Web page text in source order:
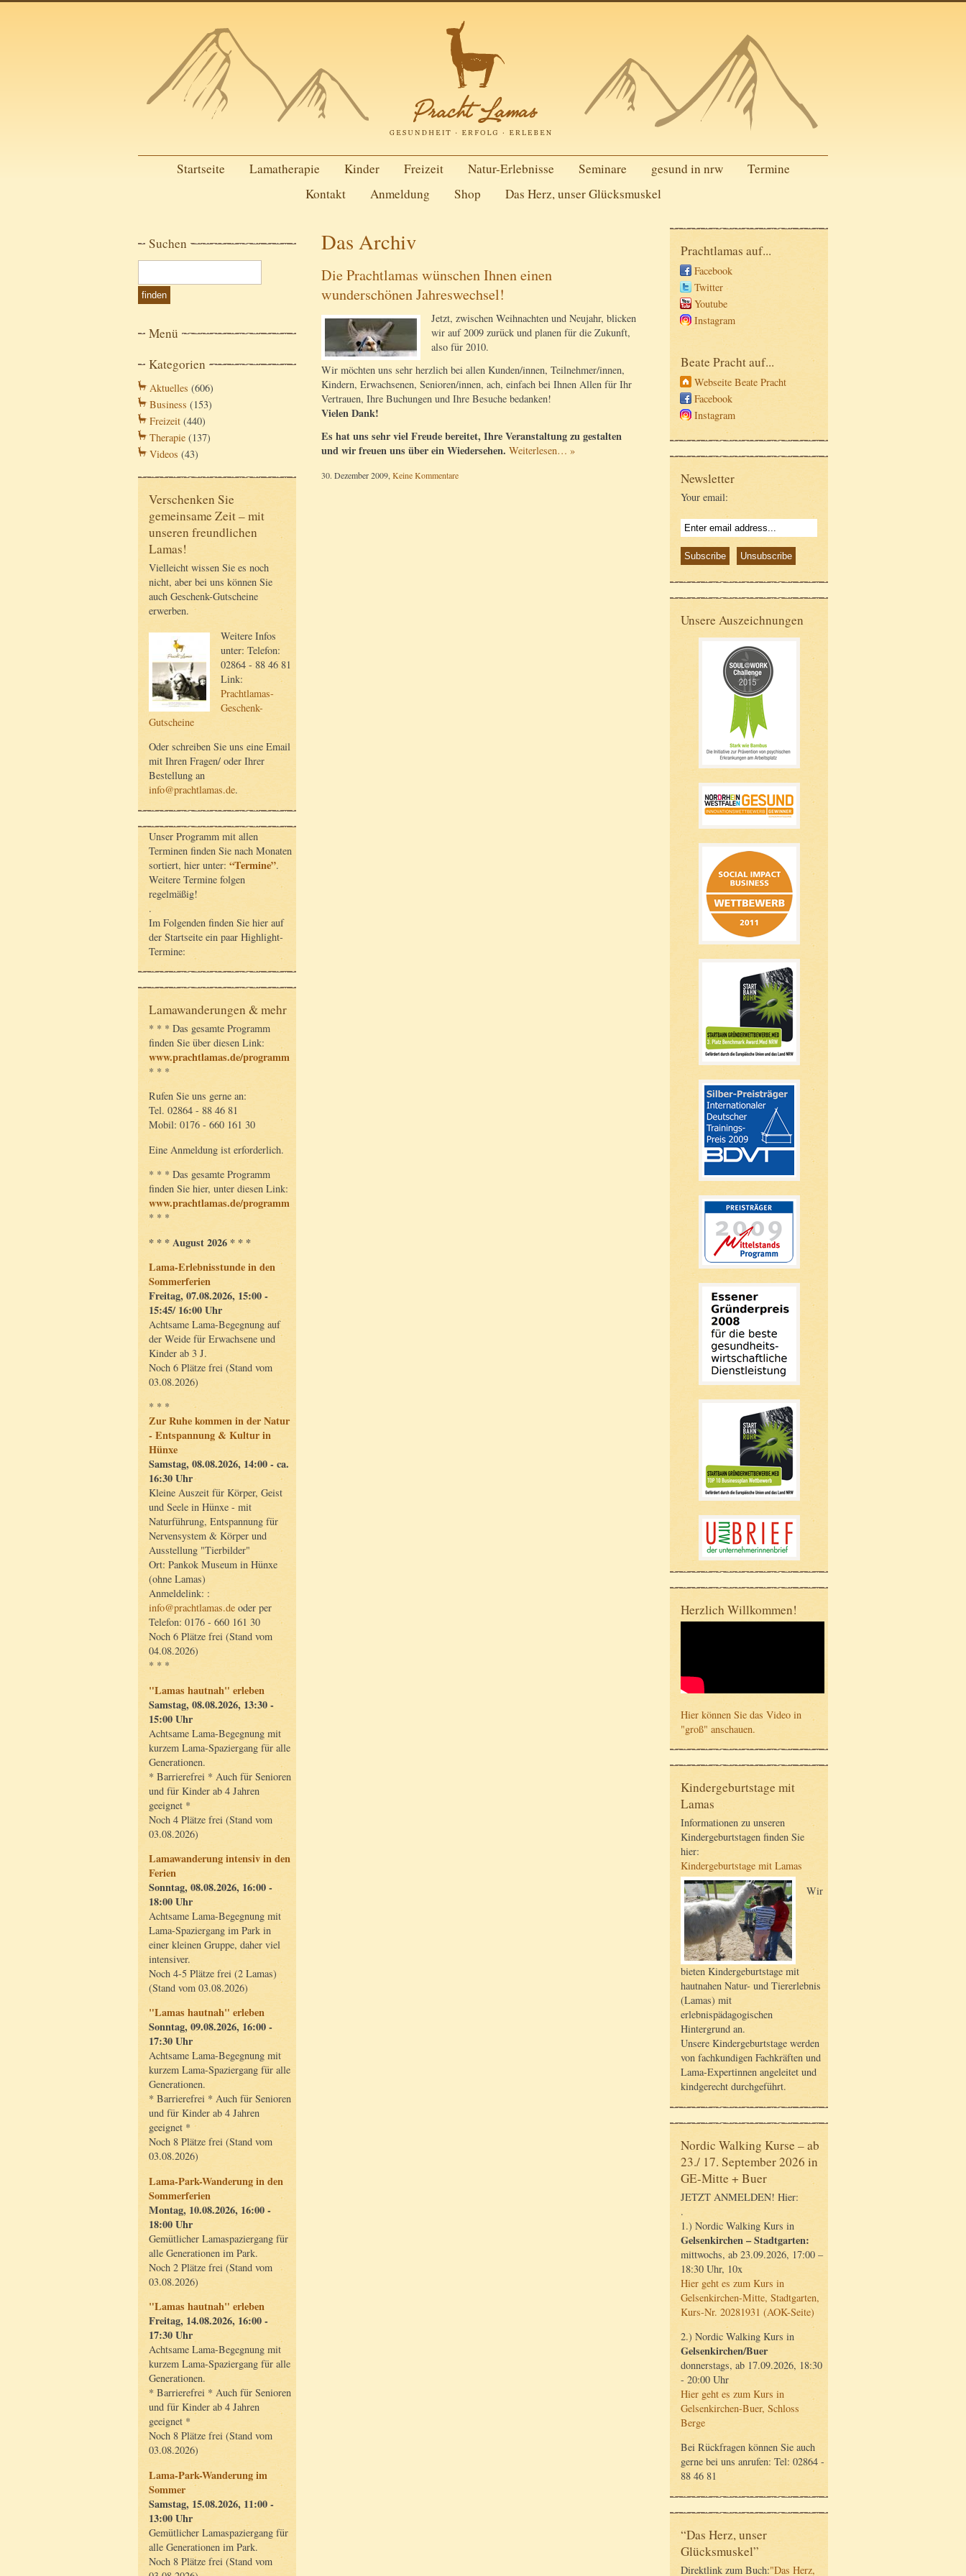
Startseite Lamatherapie Kinder Freizeit Natur-Erlebnisse Seminare gesund in nrw
Termine
Kontakt
Anmeldung Shop Das Herz, unser Glücksmuskel
Suchen
Menü
Kategorien
Aktuelles (606)
Business (153)
Freizeit (440)
Therapie (137)
Videos (43)
Verschenken Sie
gemeinsame Zeit – mit
unseren freundlichen
Lamas!
Vielleicht wissen Sie es noch
nicht, aber bei uns können Sie
auch Geschenk-Gutscheine
erwerben.
Weitere Infos
unter: Telefon:
02864 - 88 46 81
Link:
Prachtlamas-
Geschenk-
Gutscheine
Oder schreiben Sie uns eine Email
mit Ihren Fragen/ oder Ihrer
Bestellung an
info@prachtlamas.de.
Unser Programm mit allen
Terminen finden Sie nach Monaten
sortiert, hier unter: “Termine”.
Weitere Termine folgen
regelmäßig!
.
Im Folgenden finden Sie hier auf
der Startseite ein paar Highlight-
Termine:
Lamawanderungen & mehr
* * * Das gesamte Programm
finden Sie über diesen Link:
www.prachtlamas.de/programm
* * *
Rufen Sie uns gerne an:
Tel. 02864 - 88 46 81
Mobil: 0176 - 660 161 30
Eine Anmeldung ist erforderlich.
* * * Das gesamte Programm
finden Sie hier, unter diesen Link:
www.prachtlamas.de/programm
* * *
* * * August 2026 * * *
Lama-Erlebnisstunde in den
Sommerferien
Freitag, 07.08.2026, 15:00 -
15:45/ 16:00 Uhr
Achtsame Lama-Begegnung auf
der Weide für Erwachsene und
Kinder ab 3 J.
Noch 6 Plätze frei (Stand vom
03.08.2026)
* * *
Zur Ruhe kommen in der Natur
- Entspannung & Kultur in
Hünxe
Samstag, 08.08.2026, 14:00 - ca.
16:30 Uhr
Kleine Auszeit für Körper, Geist
und Seele in Hünxe - mit
Naturführung, Entspannung für
Nervensystem & Körper und
Ausstellung "Tierbilder"
Ort: Pankok Museum in Hünxe
(ohne Lamas)
Anmeldelink: :
info@prachtlamas.de oder per
Telefon: 0176 - 660 161 30
Noch 6 Plätze frei (Stand vom
04.08.2026)
* * *
"Lamas hautnah" erleben
Samstag, 08.08.2026, 13:30 -
15:00 Uhr
Achtsame Lama-Begegnung mit
kurzem Lama-Spaziergang für alle
Generationen.
* Barrierefrei * Auch für Senioren
und für Kinder ab 4 Jahren
geeignet *
Noch 4 Plätze frei (Stand vom
03.08.2026)
Lamawanderung intensiv in den
Ferien
Sonntag, 08.08.2026, 16:00 -
18:00 Uhr
Achtsame Lama-Begegnung mit
Lama-Spaziergang im Park in
einer kleinen Gruppe, daher viel
intensiver.
Noch 4-5 Plätze frei (2 Lamas)
(Stand vom 03.08.2026)
"Lamas hautnah" erleben
Sonntag, 09.08.2026, 16:00 -
17:30 Uhr
Achtsame Lama-Begegnung mit
kurzem Lama-Spaziergang für alle
Generationen.
* Barrierefrei * Auch für Senioren
und für Kinder ab 4 Jahren
geeignet *
Noch 8 Plätze frei (Stand vom
03.08.2026)
Lama-Park-Wanderung in den
Sommerferien
Montag, 10.08.2026, 16:00 -
18:00 Uhr
Gemütlicher Lamaspaziergang für
alle Generationen im Park.
Noch 2 Plätze frei (Stand vom
03.08.2026)
"Lamas hautnah" erleben
Freitag, 14.08.2026, 16:00 -
17:30 Uhr
Achtsame Lama-Begegnung mit
kurzem Lama-Spaziergang für alle
Generationen.
* Barrierefrei * Auch für Senioren
und für Kinder ab 4 Jahren
geeignet *
Noch 8 Plätze frei (Stand vom
03.08.2026)
Lama-Park-Wanderung im
Sommer
Samstag, 15.08.2026, 11:00 -
13:00 Uhr
Gemütlicher Lamaspaziergang für
alle Generationen im Park.
Noch 8 Plätze frei (Stand vom
Prachtlamas auf...
Facebook
Twitter
Youtube
Instagram
Beate Pracht auf...
Webseite Beate Pracht
Facebook
Instagram
Newsletter
Your email:
Unsere Auszeichnungen
Herzlich Willkommen!
Hier können Sie das Video in
"groß" anschauen.
Kindergeburtstage mit
Lamas
Informationen zu unseren
Kindergeburtstagen finden Sie
hier:
Kindergeburtstage mit Lamas
Wir
bieten Kindergeburtstage mit
hautnahen Natur- und Tiererlebnis
(Lamas) mit
erlebnispädagogischen
Hintergrund an.
Unsere Kindergeburtstage werden
von fachkundigen Fachkräften und
Lama-Expertinnen angeleitet und
kindgerecht durchgeführt.
Nordic Walking Kurse – ab
23./ 17. September 2026 in
GE-Mitte + Buer
JETZT ANMELDEN! Hier:
.
1.) Nordic Walking Kurs in
Gelsenkirchen – Stadtgarten:
mittwochs, ab 23.09.2026, 17:00 –
18:30 Uhr, 10x
Hier geht es zum Kurs in
Gelsenkirchen-Mitte, Stadtgarten,
Kurs-Nr. 20281931 (AOK-Seite)
2.) Nordic Walking Kurs in
Gelsenkirchen/Buer
donnerstags, ab 17.09.2026, 18:30
- 20:00 Uhr
Hier geht es zum Kurs in
Gelsenkirchen-Buer, Schloss
Berge
Bei Rückfragen können Sie auch
gerne bei uns anrufen: Tel: 02864 -
88 46 81
“Das Herz, unser
Glücksmuskel”
Direktlink zum Buch:"Das Herz,
Das Archiv
Die Prachtlamas wünschen Ihnen einen
wunderschönen Jahreswechsel!
Jetzt, zwischen Weihnachten und Neujahr, blicken
wir auf 2009 zurück und planen für die Zukunft,
also für 2010.
Wir möchten uns sehr herzlich bei allen Kunden/innen, Teilnehmer/innen,
Kindern, Erwachsenen, Senioren/innen, ach, einfach bei Ihnen Allen für Ihr
Vertrauen, Ihre Buchungen und Ihre Besuche bedanken!
Vielen Dank!
Es hat uns sehr viel Freude bereitet, Ihre Veranstaltung zu gestalten
und wir freuen uns über ein Wiedersehen. Weiterlesen… »
30. Dezember 2009, Keine Kommentare